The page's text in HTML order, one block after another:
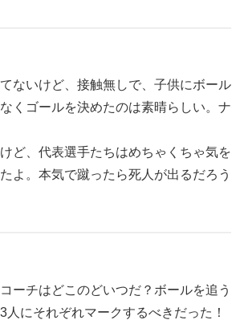
ないけど、接触無しで、子供にボール
くゴールを決めたのは素晴らしい。ナ
ど、代表選手たちはめちゃくちゃ気を
よ。本気で蹴ったら死人が出るだろう
ーチはどこのどいつだ？ボールを追う
人にそれぞれマークするべきだった！